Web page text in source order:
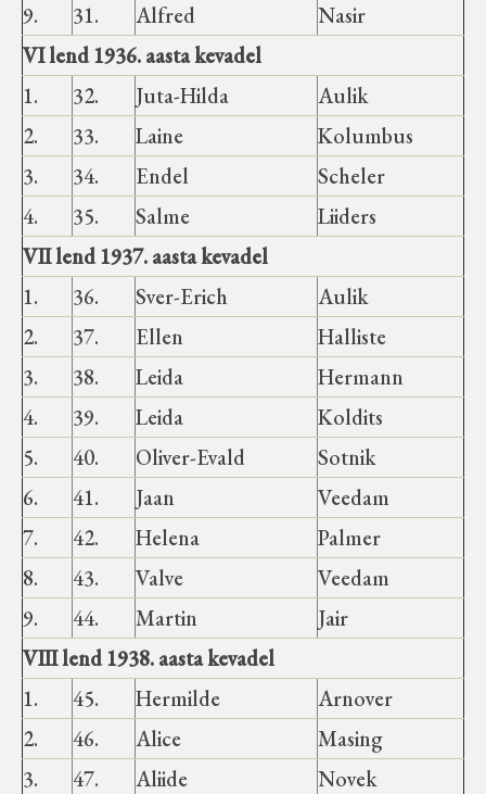
9.
31. Alfred
Nasir
VI lend 1936. aasta kevadel
1.
32. Juta-Hilda
Aulik
2.
33. Laine
Kolumbus
3.
34. Endel
Scheler
4.
35. Salme
Liiders
VII lend 1937. aasta kevadel
1.
36. Sver-Erich
Aulik
2.
37. Ellen
Halliste
3.
38. Leida
Hermann
4.
39. Leida
Koldits
5.
40. Oliver-Evald
Sotnik
6.
41. Jaan
Veedam
7.
42. Helena
Palmer
8.
43. Valve
Veedam
9.
44. Martin
Jair
VIII lend 1938. aasta kevadel
1.
45. Hermilde
Arnover
2.
46. Alice
Masing
3.
47. Aliide
Novek